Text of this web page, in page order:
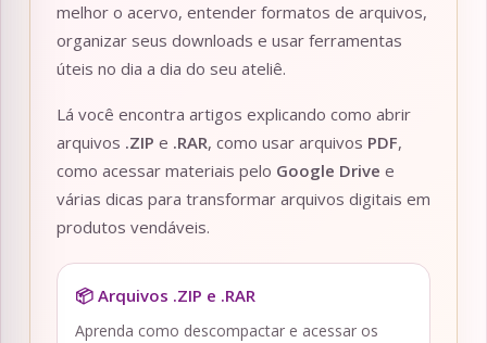
melhor o acervo, entender formatos de arquivos,
organizar seus downloads e usar ferramentas
úteis no dia a dia do seu ateliê.
Lá você encontra artigos explicando como abrir
arquivos .ZIP e .RAR, como usar arquivos PDF,
como acessar materiais pelo Google Drive e
várias dicas para transformar arquivos digitais em
produtos vendáveis.
📦 Arquivos .ZIP e .RAR
Aprenda como descompactar e acessar os